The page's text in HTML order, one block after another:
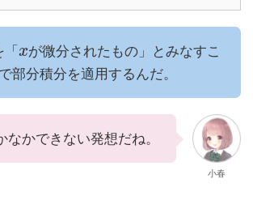
「xが微分されたもの」とみなすこ
部分積分を適用するんだ。
なかできない発想だね。
小春